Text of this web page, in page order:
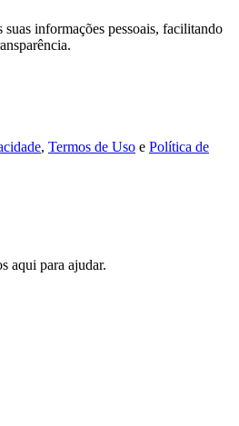
suas informações pessoais, facilitando
, Termos de Uso e Política de
aqui para ajudar.